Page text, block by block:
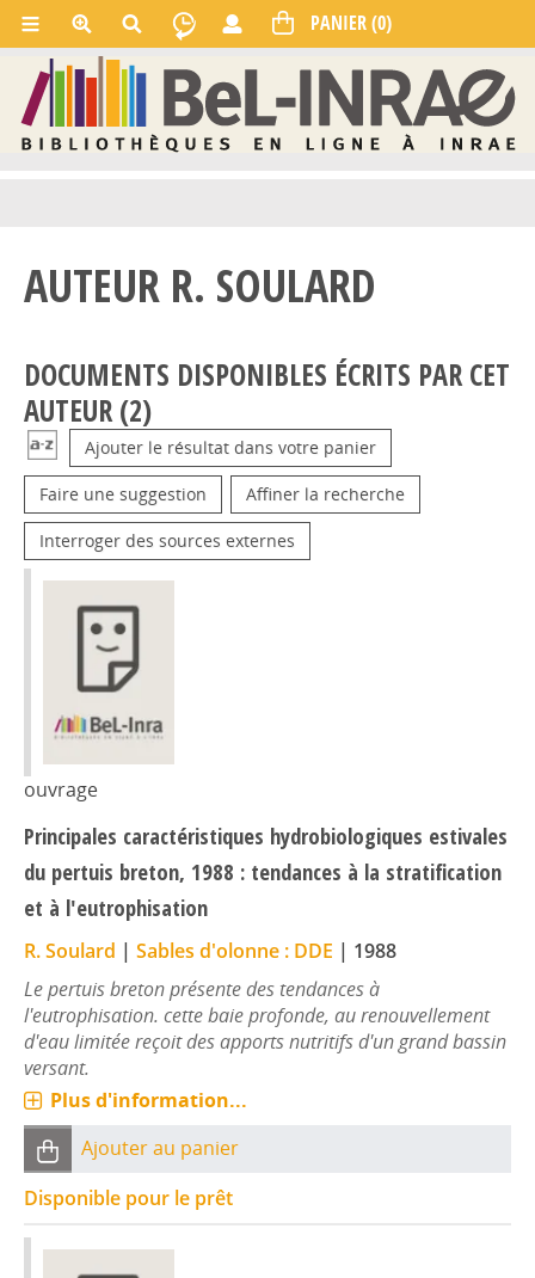
AUTEUR R. SOULARD
DOCUMENTS DISPONIBLES ÉCRITS PAR CET
AUTEUR (2)
Ajouter le résultat dans votre panier
Faire une suggestion Affiner la recherche
Interroger des sources externes
ouvrage
Principales caractéristiques hydrobiologiques estivales
du pertuis breton, 1988 : tendances à la stratification
et à l'eutrophisation
R. Soulard | Sables d'olonne : DDE | 1988
Le pertuis breton présente des tendances à
l'eutrophisation. cette baie profonde, au renouvellement
d'eau limitée reçoit des apports nutritifs d'un grand bassin
versant.
Plus d'information...
Ajouter au panier
Disponible pour le prêt